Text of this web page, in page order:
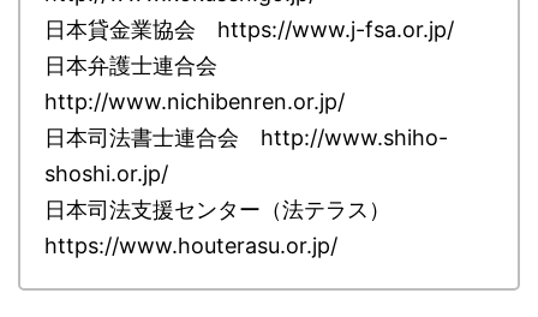
日本貸金業協会 https://www.j-fsa.or.jp/
日本弁護士連合会
http://www.nichibenren.or.jp/
日本司法書士連合会 http://www.shiho-
shoshi.or.jp/
日本司法支援センター（法テラス）
https://www.houterasu.or.jp/